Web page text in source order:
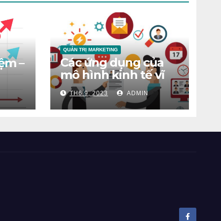
–
QUẢN TRỊ MARKETING
Các ứng dụng của
mô hình kinh tế vĩ
môTH6 9, 2023 ADMIN